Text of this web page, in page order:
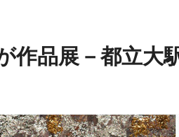
作品展－都立大